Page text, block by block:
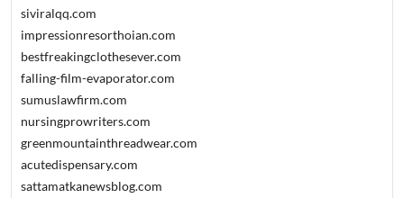
siviralqq.com
impressionresorthoian.com
bestfreakingclothesever.com
falling-film-evaporator.com
sumuslawfirm.com
nursingprowriters.com
greenmountainthreadwear.com
acutedispensary.com
sattamatkanewsblog.com